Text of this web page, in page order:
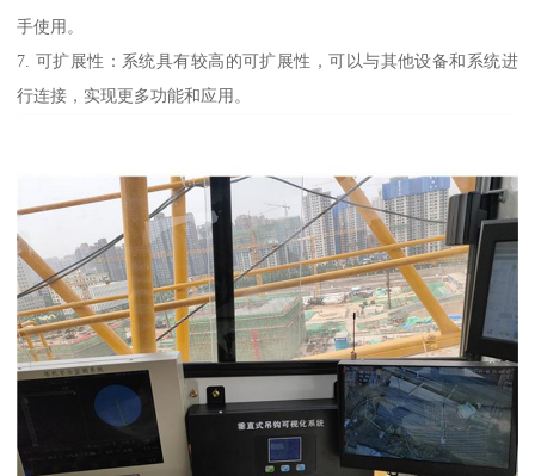
手使用。
7. 可扩展性：系统具有较高的可扩展性，可以与其他设备和系统进
行连接，实现更多功能和应用。